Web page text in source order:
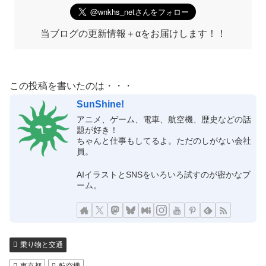
当ブログの更新情報＋αをお届けします！！
この投稿を書いたのは・・・
SunShine!
アニメ、ゲーム、電車、航空機、歴史などの話
題が好き！
ちゃんと仕事もしてるよ。ただのしがない会社
員。
AIイラストとSNSをいろいろ試すのが密かなブ
ーム。
乗り物と交通